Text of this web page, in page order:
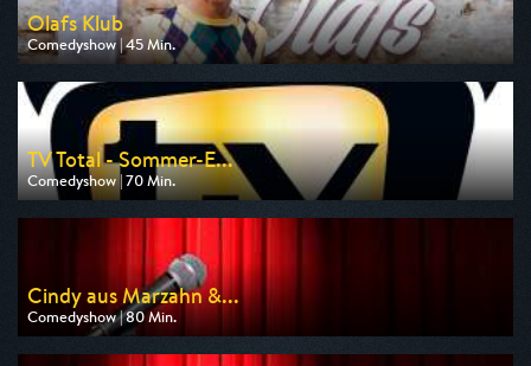
Olafs Klub
Comedyshow | 45 Min.
Ausgestrahlt von One
am 07.08.2026, 20:15
TV Total - Sommer-E...
Comedyshow | 70 Min.
Ausgestrahlt von Pro 7
am 11.08.2026, 20:15
Cindy aus Marzahn &...
Comedyshow | 80 Min.
Ausgestrahlt von Sport 1
am 07.08.2026, 20:15